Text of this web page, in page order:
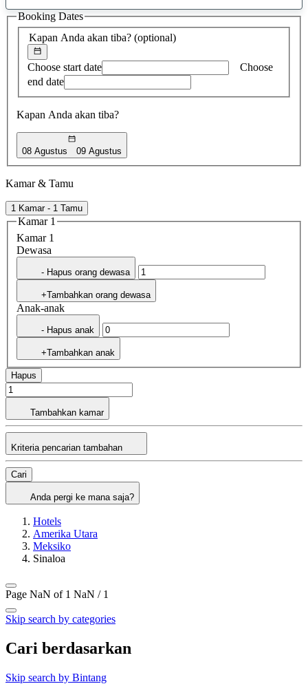
saran
ditemukan
Kapan Anda akan tiba? (optional)
Choose start date
Choose
end date
Kapan Anda akan tiba?
08 Agustus 09 Agustus
Booking Dates
Kamar & Tamu
1 Kamar - 1 Tamu
Kamar 1
Kamar 1
Dewasa
- Hapus orang dewasa
+Tambahkan orang dewasa
Anak-anak
- Hapus anak
+Tambahkan anak
Hapus
Tambahkan kamar
Kriteria pencarian tambahan
Cari
Anda pergi ke mana saja?
Hotels
Amerika Utara
Meksiko
Sinaloa
Page NaN of 1 NaN / 1
Skip search by categories
Cari berdasarkan
Skip search by Bintang